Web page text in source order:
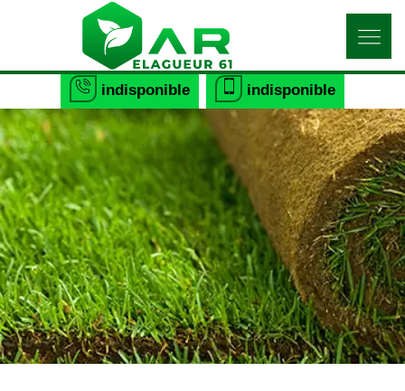
indisponible indisponible